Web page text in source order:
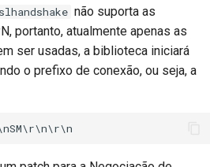
não suporta as
portanto, atualmente apenas as
ser usadas, a biblioteca iniciará
o prefixo de conexão, ou seja, a